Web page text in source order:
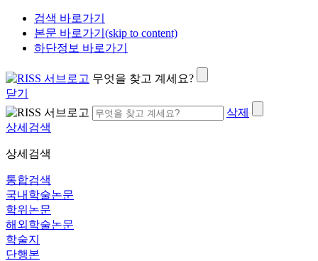
검색 바로가기
본문 바로가기(skip to content)
하단정보 바로가기
무엇을 찾고 계세요?
닫기
삭제
상세검색
상세검색
통합검색
국내학술논문
학위논문
해외학술논문
학술지
단행본